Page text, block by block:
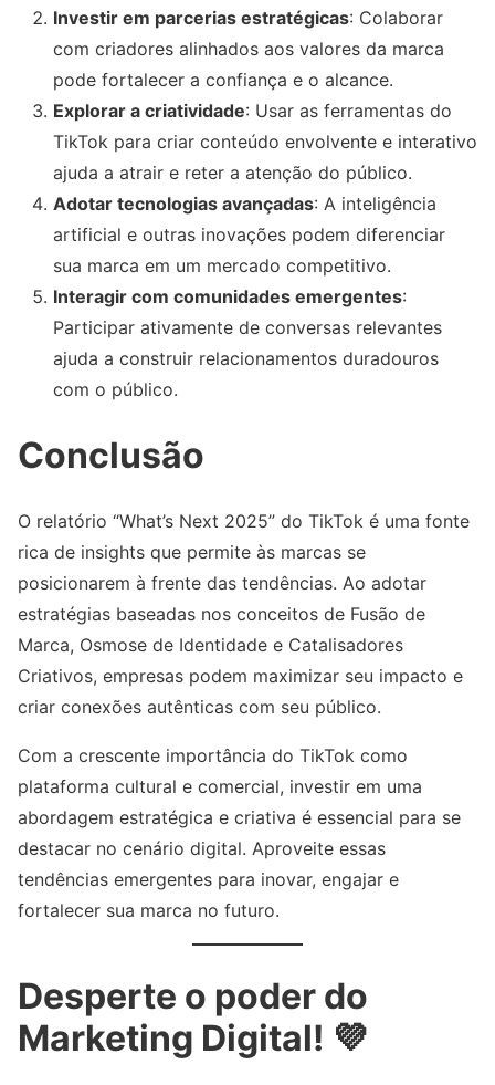
Investir em parcerias estratégicas: Colaborar
com criadores alinhados aos valores da marca
pode fortalecer a confiança e o alcance.
Explorar a criatividade: Usar as ferramentas do
TikTok para criar conteúdo envolvente e interativo
ajuda a atrair e reter a atenção do público.
Adotar tecnologias avançadas: A inteligência
artificial e outras inovações podem diferenciar
sua marca em um mercado competitivo.
Interagir com comunidades emergentes:
Participar ativamente de conversas relevantes
ajuda a construir relacionamentos duradouros
com o público.
Conclusão
O relatório “What’s Next 2025” do TikTok é uma fonte
rica de insights que permite às marcas se
posicionarem à frente das tendências. Ao adotar
estratégias baseadas nos conceitos de Fusão de
Marca, Osmose de Identidade e Catalisadores
Criativos, empresas podem maximizar seu impacto e
criar conexões autênticas com seu público.
Com a crescente importância do TikTok como
plataforma cultural e comercial, investir em uma
abordagem estratégica e criativa é essencial para se
destacar no cenário digital. Aproveite essas
tendências emergentes para inovar, engajar e
fortalecer sua marca no futuro.
Desperte o poder do
Marketing Digital! 💜